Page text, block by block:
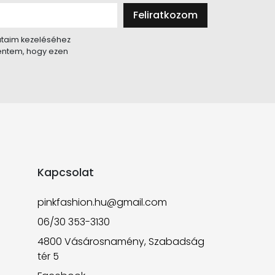
Feliratkozom
kezeléséhez
hogy ezen
Kapcsolat
pinkfashion.hu@gmail.com
06/30 353-3130
4800 Vásárosnamény, Szabadság
tér 5